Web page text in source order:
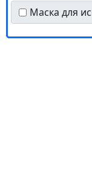
Маска для